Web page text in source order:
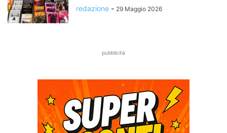
redazione - 29 Maggio 2026
pubblicità